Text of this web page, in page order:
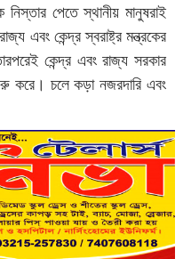
পেতে স্থানীয় মানুষরাই
এবং কেন্দ্র স্বরাষ্ট্র মন্ত্রকের
কেন্দ্র এবং রাজ্য সরকার
করে। চলে কড়া নজরদারি এবং